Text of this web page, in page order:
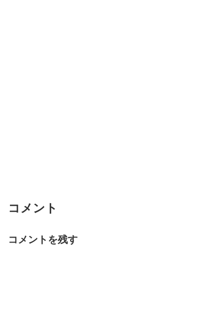
コメント
コメントを残す